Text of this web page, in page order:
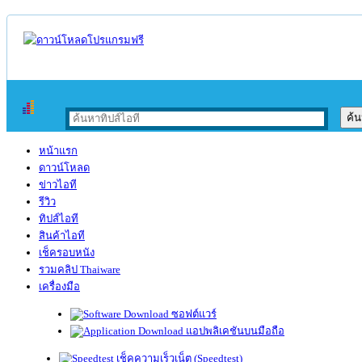
หน้าแรก
ดาวน์โหลด
ข่าวไอที
รีวิว
ทิปส์ไอที
สินค้าไอที
เช็ครอบหนัง
รวมคลิป Thaiware
เครื่องมือ
ซอฟต์แวร์
แอปพลิเคชันบนมือถือ
เช็คความเร็วเน็ต (Speedtest)